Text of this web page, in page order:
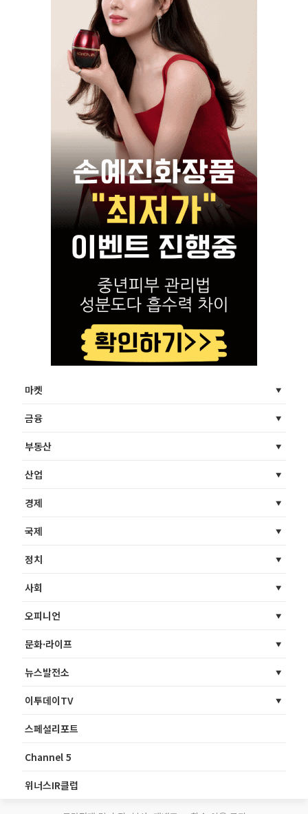
마켓
금융
부동산
산업
경제
국제
정치
사회
오피니언
문화·라이프
뉴스발전소
이투데이TV
스페셜리포트
Channel 5
위너스IR클럽